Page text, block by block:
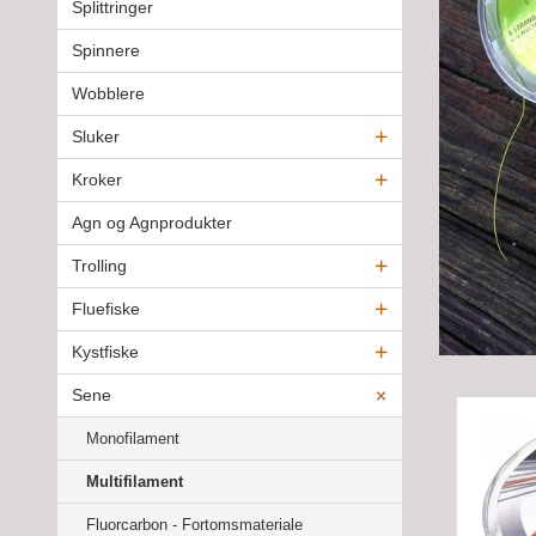
Splittringer
Spinnere
Wobblere
Sluker
Kroker
Agn og Agnprodukter
Trolling
Fluefiske
Kystfiske
Sene
Monofilament
Multifilament
Fluorcarbon - Fortomsmateriale